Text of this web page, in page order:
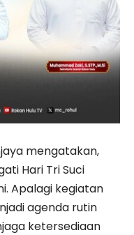
mengatakan,
Hari Tri Suci
Apalagi kegiatan
agenda rutin
ketersediaan